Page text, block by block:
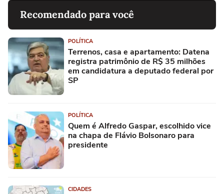
Recomendado para você
POLÍTICA
Terrenos, casa e apartamento: Datena
registra patrimônio de R$ 35 milhões
em candidatura a deputado federal por
SP
POLÍTICA
Quem é Alfredo Gaspar, escolhido vice
na chapa de Flávio Bolsonaro para
presidente
CIDADES